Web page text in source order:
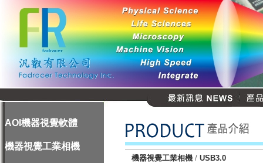
AOI機器視覺軟體
機器視覺工業相機
機器視覺工業相機 /USB3.0